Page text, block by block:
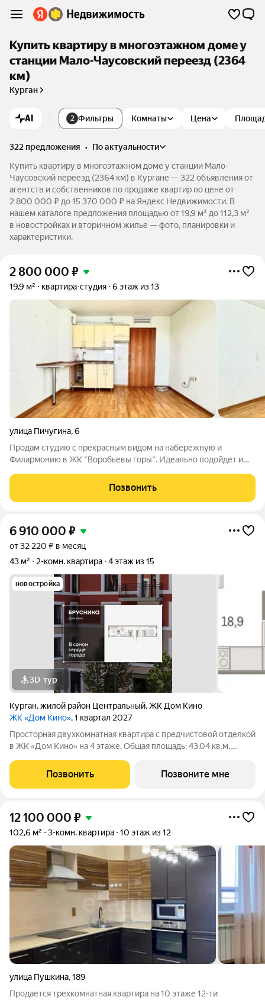
Купить квартиру в многоэтажном доме у
станции Мало-Чаусовский переезд (2364
км)
Курган
AI 2 Фильтры Комнаты Цена
322 предложения •
по актуальности
Купить квартиру в многоэтажном доме у станции Мало-
Чаусовский переезд (2364 км) в Кургане — 322 объявления от
агентств и собственников по продаже квартир по цене от
2 800 000 ₽ до 15 370 000 ₽ на Яндекс Недвижимости. В
нашем каталоге предложения площадью от 19,9 м² до 112,3 м²
в новостройках и вторичном жилье — фото, планировки и
характеристики.
2 800 000 ₽
19,9 м² квартира-студия 6 этаж из 13
улица Пичугина,6
Продам студию с прекрасным видом на набережную и
Филармонию в ЖК "Воробьевы горы". Идеально подойдет и
центр города. Рядом набережная, Областная филармония,
ЦУМ, в доме ресторан, фитнес-клуб,
Позвонить
6 910 000 ₽
от 32 220 ₽ в месяц
43 м²
2-комн. квартира 4 этаж из 15
новостройка
3D-тур
Курган,жилой район Центральный,ЖК Дом Кино
ЖК «Дом Кино», 1 квартал 2027
Просторная двухкомнатная квартира с предчистовой отделкой
в ЖК «Дом Кино» на 4 этаже. Общая площадь: 43.04 кв.м.,
кв.м. Высота потолков 2.7 м. Квартира с кухней-гостиной и
одной спальней в
Позвонить Позвоните мне
12 100 000 ₽
102,6 м² 3-комн. квартира 10 этаж из 12
улица Пушкина,189
Продается трехкомнатная квартира на 10 этаже 12-ти